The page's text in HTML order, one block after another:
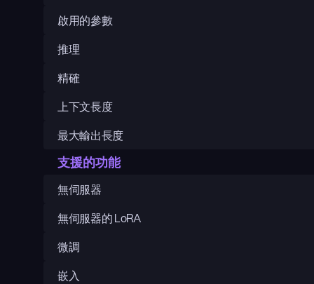
啟用的參數
推理
精確
上下文長度
最大輸出長度
支援的功能
無伺服器
無伺服器的 LoRA
微調
嵌入